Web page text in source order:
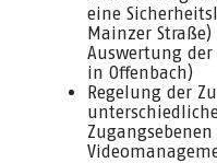
eine
Mainzer
Auswertung
in Offenbach)
Regelung der